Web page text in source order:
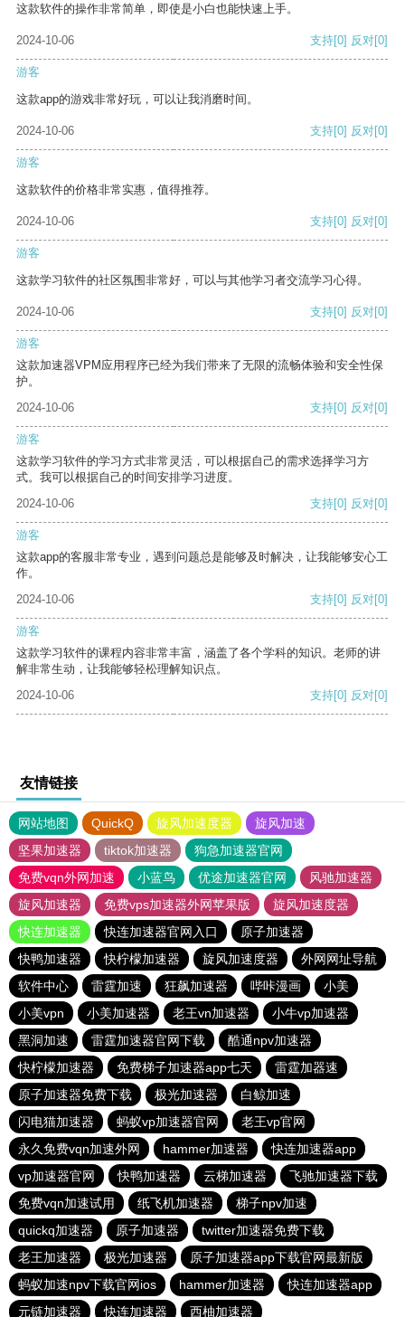
这款软件的操作非常简单，即使是小白也能快速上手。
2024-10-06 支持[0] 反对[0]
游客
这款app的游戏非常好玩，可以让我消磨时间。
2024-10-06 支持[0] 反对[0]
游客
这款软件的价格非常实惠，值得推荐。
2024-10-06 支持[0] 反对[0]
游客
这款学习软件的社区氛围非常好，可以与其他学习者交流学习心得。
2024-10-06 支持[0] 反对[0]
游客
这款加速器VPM应用程序已经为我们带来了无限的流畅体验和安全性保
护。
2024-10-06
支持[0] 反对[0]
游客
这款学习软件的学习方式非常灵活，可以根据自己的需求选择学习方
式。我可以根据自己的时间安排学习进度。
2024-10-06
支持[0] 反对[0]
游客
这款app的客服非常专业，遇到问题总是能够及时解决，让我能够安心工
作。
2024-10-06
支持[0] 反对[0]
游客
这款学习软件的课程内容非常丰富，涵盖了各个学科的知识。老师的讲
解非常生动，让我能够轻松理解知识点。
2024-10-06
支持[0] 反对[0]
友情链接
网站地图 QuickQ 旋风加速度器
旋风加速
坚果加速器
tiktok加速器
狗急加速器官网
免费vqn外网加速
小蓝鸟 优途加速器官网
风驰加速器
旋风加速器
免费vps加速器外网苹果版
旋风加速度器
快连加速器
快连加速器官网入口
原子加速器
快鸭加速器
快柠檬加速器 旋风加速度器
外网网址导航
软件中心
雷霆加速 狂飙加速器 哔咔漫画
小美
小美vpn
小美加速器 老王vn加速器
小牛vp加速器
黑洞加速
雷霆加速器官网下载
酷通npv加速器
快柠檬加速器
免费梯子加速器app七天
雷霆加器速
原子加速器免费下载
极光加速器
白鲸加速
闪电猫加速器
蚂蚁vp加速器官网
老王vp官网
永久免费vqn加速外网
hammer加速器
快连加速器app
vp加速器官网
快鸭加速器 云梯加速器
飞驰加速器下载
免费vqn加速试用
纸飞机加速器
梯子npv加速
quickq加速器
原子加速器
twitter加速器免费下载
老王加速器
极光加速器
原子加速器app下载官网最新版
蚂蚁加速npv下载官网ios
hammer加速器
快连加速器app
元链加速器
快连加速器 西柚加速器